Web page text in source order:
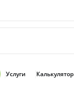
Услуги Калькулятор